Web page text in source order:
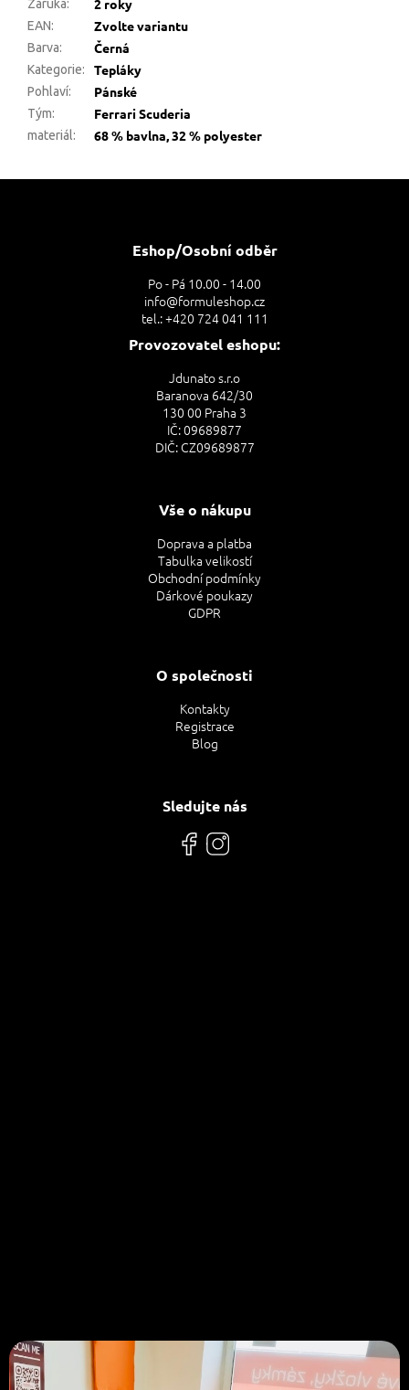
Záruka:
EAN: Zvolte variantu
Barva: Černá
Kategorie: Tepláky
Pohlaví: Pánské
Tým: Ferrari Scuderia
materiál: 68 % bavlna, 32 % polyester
Eshop/Osobní odběr
Po - Pá 10.00 - 14.00
info@formuleshop.cz
tel.: +420 724 041 111
Provozovatel eshopu:
Jdunato s.r.o
Baranova 642/30
130 00 Praha 3
IČ: 09689877
DIČ: CZ09689877
Vše o nákupu
Doprava a platba
Tabulka velikostí
Obchodní podmínky
Dárkové poukazy
GDPR
O společnosti
Kontakty
Registrace
Blog
Sledujte nás